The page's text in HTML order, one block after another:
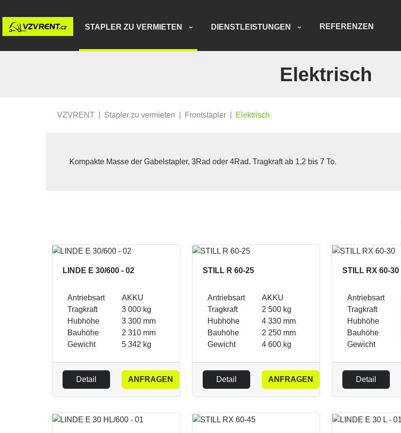
STAPLER ZU VERMIETEN DIENSTLEISTUNGEN REFERENZEN
Elektrisch
VZVRENT Stapler zu vermieten Frontstapler Elektrisch
Kompakte Masse der Gabelstapler, 3Rad oder 4Rad. Tragkraft ab 1,2 bis 7 To.
LINDE E 30/600 - 02
Antriebsart
AKKU
Tragkraft
3 000 kg
Hubhöhe
3 300 mm
Bauhöhe
2 310 mm
Gewicht
5 342 kg
Detail ANFRAGEN
STILL R 60-25
Antriebsart
AKKU
Tragkraft
2 500 kg
Hubhöhe
4 330 mm
Bauhöhe
2 250 mm
Gewicht
4 600 kg
Detail ANFRAGEN
STILL RX 60-30
Antriebsart
Tragkraft
Hubhöhe
Bauhöhe
Gewicht
Detail